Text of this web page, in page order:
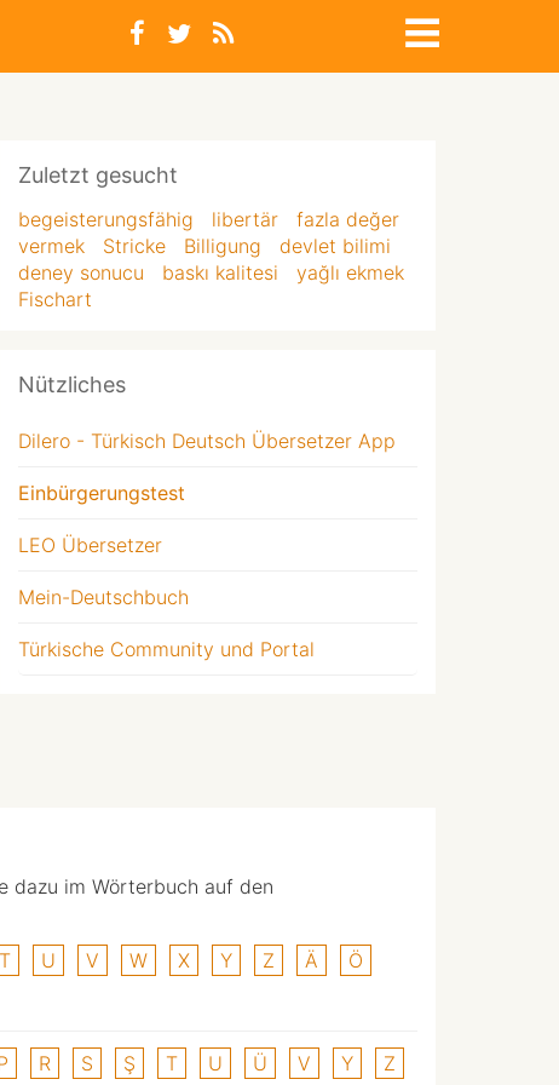
Zuletzt gesucht
begeisterungsfähig libertär
fazla değer
vermek
Stricke Billigung
devlet bilimi
deney sonucu
baskı kalitesi
yağlı ekmek
Fischart
Nützliches
Dilero - Türkisch Deutsch Übersetzer App
Einbürgerungstest
LEO Übersetzer
Mein-Deutschbuch
Türkische Community und Portal
dazu im Wörterbuch auf den
T U V W X Y Z Ä
Ö
R S Ş T U Ü V Y Z